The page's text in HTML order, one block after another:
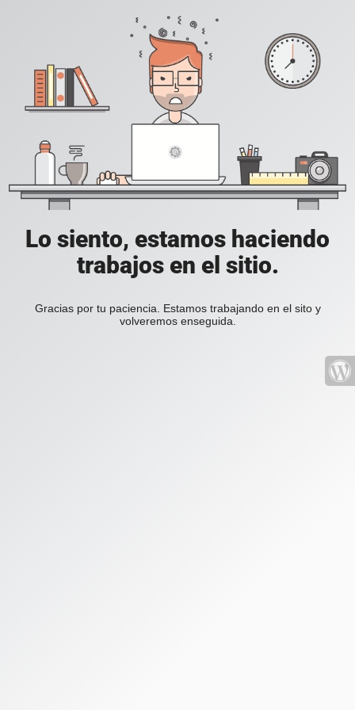
Lo siento, estamos haciendo
trabajos en el sitio.
Gracias por tu paciencia. Estamos trabajando en el sito y
volveremos enseguida.